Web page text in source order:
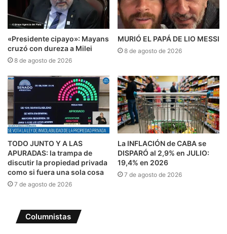
«Presidente cipayo»: Mayans
cruzó con dureza a Milei
8 de agosto de 2026
MURIÓ EL PAPÁ DE LIO MESSI
8 de agosto de 2026
TODO JUNTO Y A LAS
APURADAS: la trampa de
discutir la propiedad privada
como si fuera una sola cosa
7 de agosto de 2026
La INFLACIÓN de CABA se
DISPARÓ al 2,9% en JULIO:
19,4% en 2026
7 de agosto de 2026
Columnistas